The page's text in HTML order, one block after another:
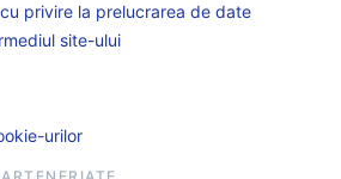
privire la prelucrarea de date
site-ului
urilor